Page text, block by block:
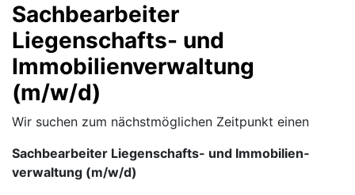
Sachbearbeiter
Liegenschafts- und
Immobilien­verwaltung
(m/w/d)
Wir suchen zum nächstmöglichen Zeitpunkt einen
Sachbearbeiter Liegenschafts- und Immobilien­
verwaltung (m/w/d)